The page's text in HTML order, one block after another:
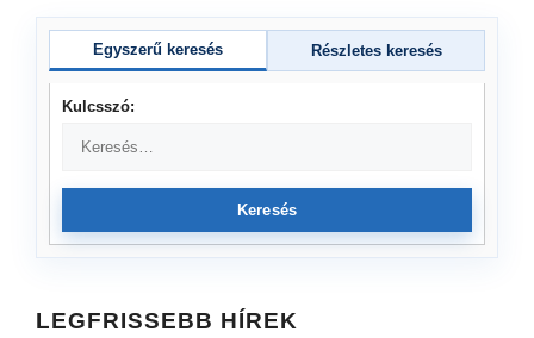
Egyszerű keresés Részletes keresés
Kulcsszó:
Keresés
LEGFRISSEBB HÍREK